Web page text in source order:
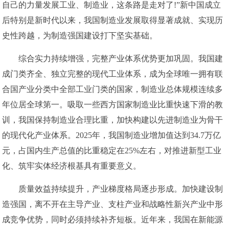
自己的力量发展工业、制造业，这条路是走对了!”新中国成立
后特别是新时代以来，我国制造业发展取得显著成就、实现历
史性跨越，为制造强国建设打下坚实基础。
综合实力持续增强，完整产业体系优势更加巩固。我国建
成门类齐全、独立完整的现代工业体系，成为全球唯一拥有联
合国产业分类中全部工业门类的国家，制造业总体规模连续多
年位居全球第一。吸取一些西方国家制造业比重快速下滑的教
训，我国保持制造业合理比重，加快构建以先进制造业为骨干
的现代化产业体系。2025年，我国制造业增加值达到34.7万亿
元，占国内生产总值的比重稳定在25%左右，对推进新型工业
化、筑牢实体经济根基具有重要意义。
质量效益持续提升，产业梯度格局逐步形成。加快建设制
造强国，离不开在主导产业、支柱产业和战略性新兴产业中形
成竞争优势，同时必须持续补齐短板。近年来，我国在新能源